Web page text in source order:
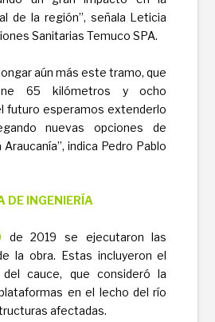
de la región”, señala Leticia
Sanitarias Temuco SPA.
aún más este tramo, que
65 kilómetros y ocho
futuro esperamos extenderlo
nuevas opciones de
indica Pedro Pablo
DE INGENIERÍA
de 2019 se ejecutaron las
la obra. Estas incluyeron el
cauce, que consideró la
en el lecho del río
afectadas.